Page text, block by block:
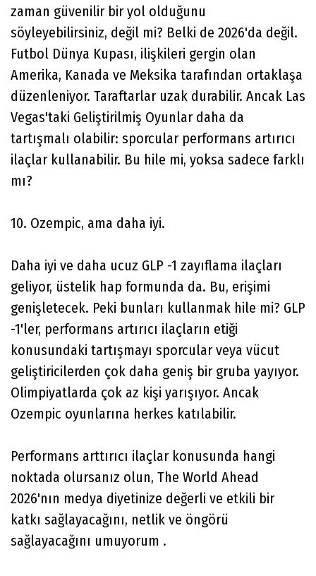
zaman güvenilir bir yol olduğunu
söyleyebilirsiniz, değil mi? Belki de 2026'da değil.
Futbol Dünya Kupası, ilişkileri gergin olan
Amerika, Kanada ve Meksika tarafından ortaklaşa
düzenleniyor. Taraftarlar uzak durabilir. Ancak Las
Vegas'taki Geliştirilmiş Oyunlar daha da
tartışmalı olabilir: sporcular performans artırıcı
ilaçlar kullanabilir. Bu hile mi, yoksa sadece farklı
mı?
10. Ozempic, ama daha iyi.
Daha iyi ve daha ucuz GLP -1 zayıflama ilaçları
geliyor, üstelik hap formunda da. Bu, erişimi
genişletecek. Peki bunları kullanmak hile mi? GLP
-1'ler, performans artırıcı ilaçların etiği
konusundaki tartışmayı sporcular veya vücut
geliştiricilerden çok daha geniş bir gruba yayıyor.
Olimpiyatlarda çok az kişi yarışıyor. Ancak
Ozempic oyunlarına herkes katılabilir.
Performans arttırıcı ilaçlar konusunda hangi
noktada olursanız olun, The World Ahead
2026'nın medya diyetinize değerli ve etkili bir
katkı sağlayacağını, netlik ve öngörü
sağlayacağını umuyorum .